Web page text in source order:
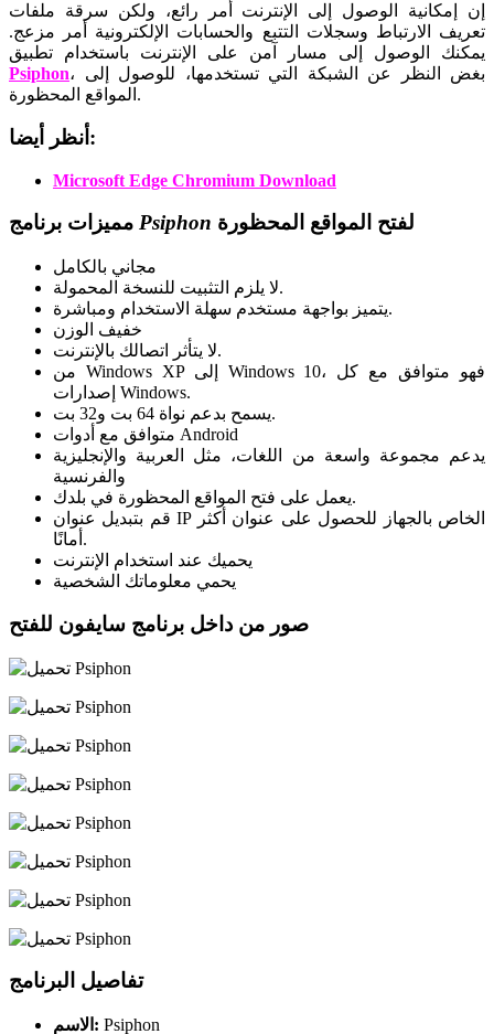
إن إمكانية الوصول إلى الإنترنت أمر رائع، ولكن سرقة ملفات
تعريف الارتباط وسجلات التتبع والحسابات الإلكترونية أمر مزعج.
يمكنك الوصول إلى مسار آمن على الإنترنت باستخدام تطبيق
Psiphon، بغض النظر عن الشبكة التي تستخدمها، للوصول إلى
المواقع المحظورة.
أنظر أيضا:
Microsoft Edge Chromium Download
Psiphon لفتح المواقع المحظورة
مجاني بالكامل
لا يلزم التثبيت للنسخة المحمولة.
يتميز بواجهة مستخدم سهلة الاستخدام ومباشرة.
خفيف الوزن
لا يتأثر اتصالك بالإنترنت.
من Windows XP إلى Windows 10، فهو متوافق مع كل
إصدارات Windows.
يسمح بدعم نواة 64 بت و32 بت.
متوافق مع أدوات Android
يدعم مجموعة واسعة من اللغات، مثل العربية والإنجليزية
والفرنسية
يعمل على فتح المواقع المحظورة في بلدك.
قم بتبديل عنوان IP الخاص بالجهاز للحصول على عنوان أكثر
أمانًا.
يحميك عند استخدام الإنترنت
يحمي معلوماتك الشخصية
صور من داخل برنامج سايفون للفتح
تفاصيل البرنامج
الاسم: Psiphon